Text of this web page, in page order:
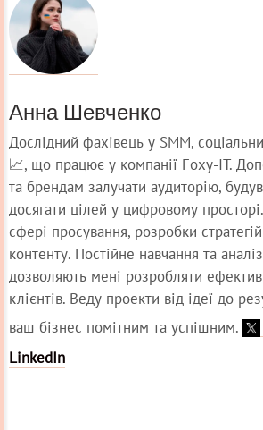
Анна Шевченко
Дослідний фахівець у SMM,
📈, що працює у компанії Foxy-IT.
та брендам залучати аудиторію,
досягати цілей у цифровому
сфері просування, розробки стратегій
контенту. Постійне навчання та
дозволяють мені розробляти
клієнтів. Веду проекти від ідеї до
ваш бізнес помітним та успішним.
LinkedIn